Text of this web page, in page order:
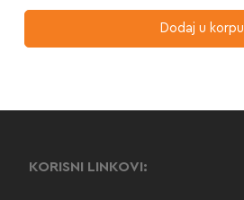
Dodaj u korpu
KORISNI LINKOVI: